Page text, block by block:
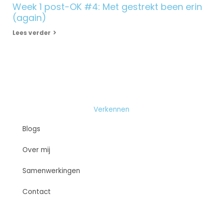
Week 1 post-OK #4: Met gestrekt been erin
(again)
Lees verder
Verkennen
Blogs
Over mij
Samenwerkingen
Contact